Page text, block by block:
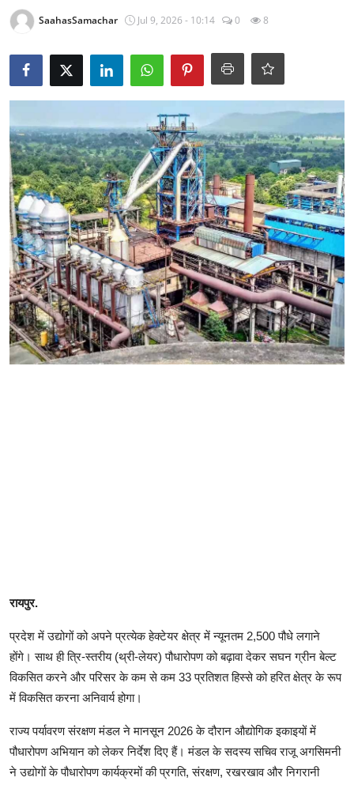
Epaper
लाइफस्टाइल
टेक
SaahasSamachar Jul 9, 2026 - 10:14 0 8
रायपुर.
प्रदेश में उद्योगों को अपने प्रत्येक हेक्टेयर क्षेत्र में न्यूनतम 2,500 पौधे लगाने
होंगे। साथ ही त्रि-स्तरीय (थ्री-लेयर) पौधारोपण को बढ़ावा देकर सघन ग्रीन बेल्ट
विकसित करने और परिसर के कम से कम 33 प्रतिशत हिस्से को हरित क्षेत्र के रूप
में विकसित करना अनिवार्य होगा।
राज्य पर्यावरण संरक्षण मंडल ने मानसून 2026 के दौरान औद्योगिक इकाइयों में
पौधारोपण अभियान को लेकर निर्देश दिए हैं। मंडल के सदस्य सचिव राजू अगसिमनी
ने उद्योगों के पौधारोपण कार्यक्रमों की प्रगति, संरक्षण, रखरखाव और निगरानी